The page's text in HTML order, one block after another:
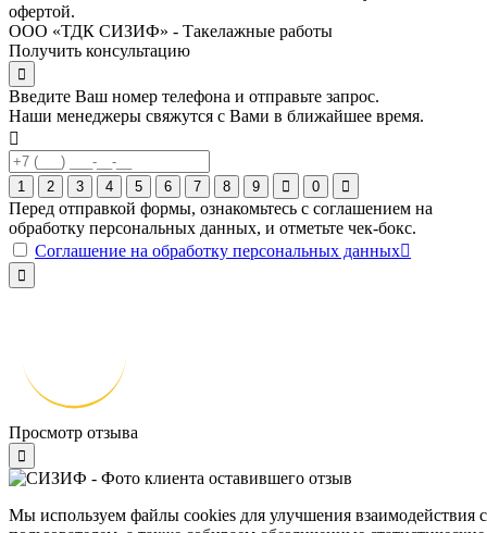
офертой.
ООО «ТДК СИЗИФ» - Такелажные работы
Получить консультацию
Введите Ваш номер телефона и отправьте запрос.
Наши менеджеры свяжутся с Вами в ближайшее время.
1 2 3 4 5 6 7 8 9 0
Перед отправкой формы, ознакомьтесь с соглашением на
обработку персональных данных, и отметьте чек-бокс.
Соглашение на обработку персональных данных
Просмотр отзыва
Мы используем файлы cookies для улучшения взаимодействия с